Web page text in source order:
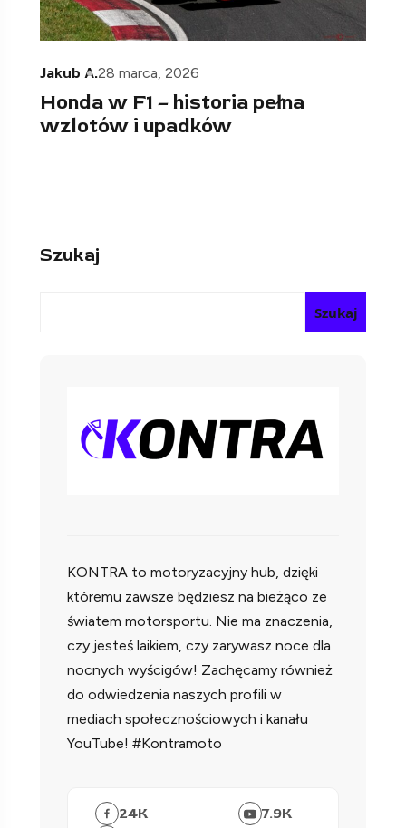
Jakub A.28 marca, 2026
Honda w F1 – historia pełna
wzlotów i upadków
Szukaj
Szukaj
KONTRA to motoryzacyjny hub, dzięki
któremu zawsze będziesz na bieżąco ze
światem motorsportu. Nie ma znaczenia,
czy jesteś laikiem, czy zarywasz noce dla
nocnych wyścigów! Zachęcamy również
do odwiedzenia naszych profili w
mediach społecznościowych i kanału
YouTube! #Kontramoto
24K 7.9K